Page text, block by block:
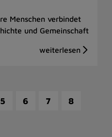
Menschen verbindet
und Gemeinschaft
5 6 7
8